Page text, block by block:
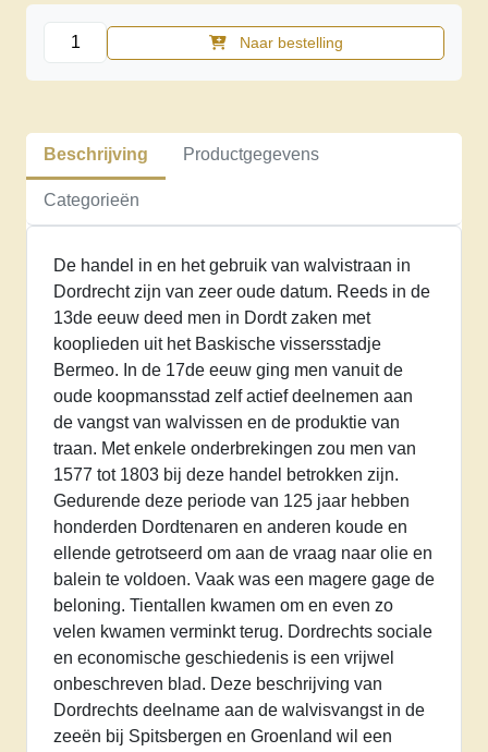
Dordtse
Jonas
in
Een
bijdrage
tot
van
de
Nederlandse
walvisvaart
aantal
Naar bestelling
Beschrijving Productgegevens
Categorieën
De handel in en het gebruik van walvistraan in
Dordrecht zijn van zeer oude datum. Reeds in de
13de eeuw deed men in Dordt zaken met
kooplieden uit het Baskische vissersstadje
Bermeo. In de 17de eeuw ging men vanuit de
oude koopmansstad zelf actief deelnemen aan
de vangst van walvissen en de produktie van
traan. Met enkele onderbrekingen zou men van
1577 tot 1803 bij deze handel betrokken zijn.
Gedurende deze periode van 125 jaar hebben
honderden Dordtenaren en anderen koude en
ellende getrotseerd om aan de vraag naar olie en
balein te voldoen. Vaak was een magere gage de
beloning. Tientallen kwamen om en even zo
velen kwamen verminkt terug. Dordrechts sociale
en economische geschiedenis is een vrijwel
onbeschreven blad. Deze beschrijving van
Dordrechts deelname aan de walvisvangst in de
zeeën bij Spitsbergen en Groenland wil een